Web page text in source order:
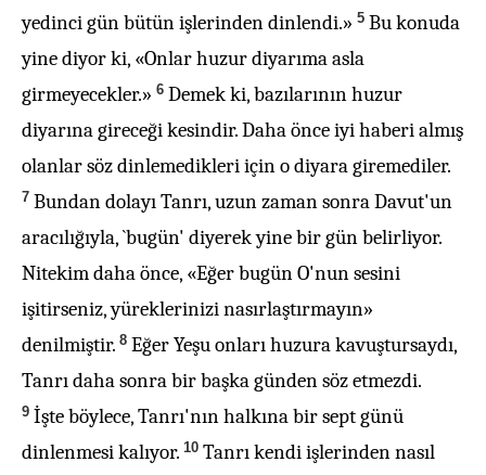
yedinci gün bütün işlerinden dinlendi.» 5 Bu konuda
yine diyor ki, «Onlar huzur diyarıma asla
girmeyecekler.» 6 Demek ki, bazılarının huzur
diyarına gireceği kesindir. Daha önce iyi haberi almış
olanlar söz dinlemedikleri için o diyara giremediler.
7 Bundan dolayı Tanrı, uzun zaman sonra Davut'un
aracılığıyla, `bugün' diyerek yine bir gün belirliyor.
Nitekim daha önce, «Eğer bugün O'nun sesini
işitirseniz, yüreklerinizi nasırlaştırmayın»
denilmiştir. 8 Eğer Yeşu onları huzura kavuştursaydı,
Tanrı daha sonra bir başka günden söz etmezdi.
9 İşte böylece, Tanrı'nın halkına bir sept günü
dinlenmesi kalıyor. 10 Tanrı kendi işlerinden nasıl